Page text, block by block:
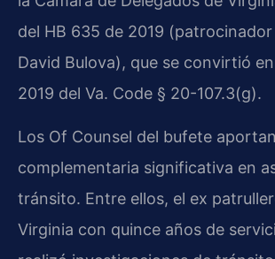
del HB 635 de 2019
David Bulova), que se convirtió
2019 del Va. Code § 20-107.3(g).
Los Of Counsel del bufete
complementaria significativa en
tránsito. Entre ellos, el ex
Virginia con quince años de